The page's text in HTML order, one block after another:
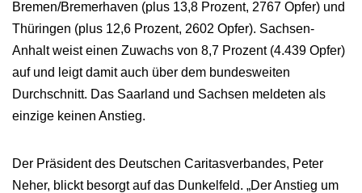
Bremen/Bremerhaven (plus 13,8 Prozent, 2767 Opfer) und
Thüringen (plus 12,6 Prozent, 2602 Opfer). Sachsen-
Anhalt weist einen Zuwachs von 8,7 Prozent (4.439 Opfer)
auf und leigt damit auch über dem bundesweiten
Durchschnitt. Das Saarland und Sachsen meldeten als
einzige keinen Anstieg.
Der Präsident des Deutschen Caritasverbandes, Peter
Neher, blickt besorgt auf das Dunkelfeld. „Der Anstieg um